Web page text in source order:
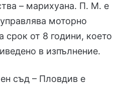
– марихуана. П. М. е
моторно
срок от 8 години, което
в изпълнение.
съд – Пловдив е